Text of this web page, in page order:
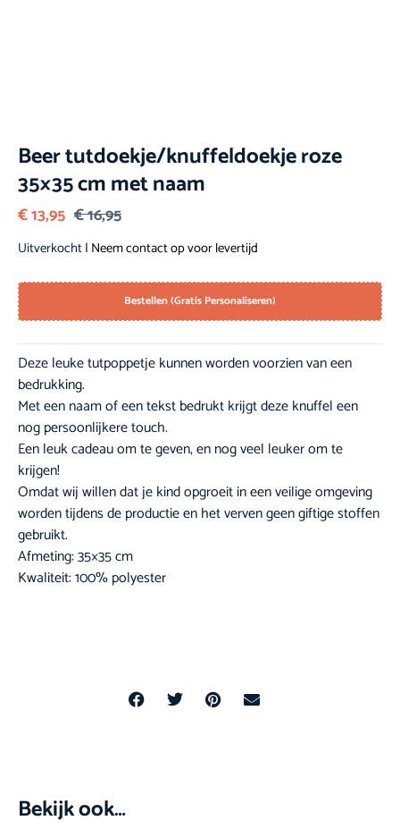
Beer tutdoekje/knuffeldoekje roze
35×35 cm met naam
€16,95
€13,95
Uitverkocht| Neem contact op voor levertijd
Bestellen (Gratis Personaliseren)
Deze leuke tutpoppetje kunnen worden voorzien van een
bedrukking.
Met een naam of een tekst bedrukt krijgt deze knuffel een
nog persoonlijkere touch.
Een leuk cadeau om te geven, en nog veel leuker om te
krijgen!
Omdat wij willen dat je kind opgroeit in een veilige omgeving
worden tijdens de productie en het verven geen giftige stoffen
gebruikt.
Afmeting: 35×35 cm
Kwaliteit: 100% polyester
Bekijk ook…